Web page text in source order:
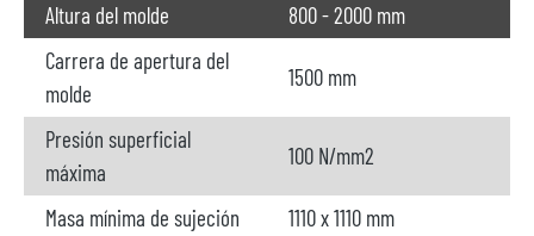
Altura del molde
800 - 2000 mm
Carrera de apertura del
molde
1500 mm
Presión superficial
máxima
100 N/mm2
Masa mínima de sujeción
1110 x 1110 mm